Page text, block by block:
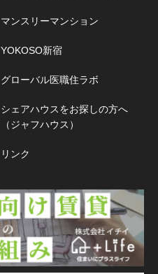
マンスリーマンション
YOKOSO新宿
グローバル医職住ラボ
シェアハウスをお探しの方へ
（ジャフハウス）
リンク